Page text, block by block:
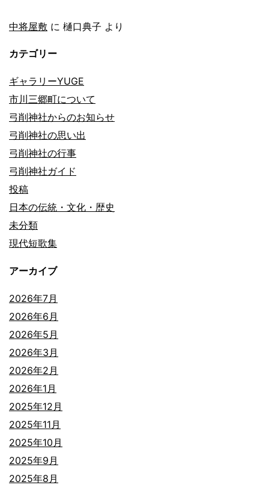
中将屋敷 に 樋口典子 より
カテゴリー
ギャラリーYUGE
市川三郷町について
弓削神社からのお知らせ
弓削神社の思い出
弓削神社の行事
弓削神社ガイド
投稿
日本の伝統・文化・歴史
未分類
現代短歌集
アーカイブ
2026年7月
2026年6月
2026年5月
2026年3月
2026年2月
2026年1月
2025年12月
2025年11月
2025年10月
2025年9月
2025年8月